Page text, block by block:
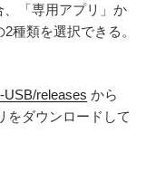
、「専用アプリ」か
種類を選択できる。
USB/releases から
をダウンロードして